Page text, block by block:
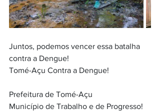
Juntos, podemos vencer essa batalha
contra a Dengue!
Tomé-Açu Contra a Dengue!
Prefeitura de Tomé-Açu
Município de Trabalho e de Progresso!